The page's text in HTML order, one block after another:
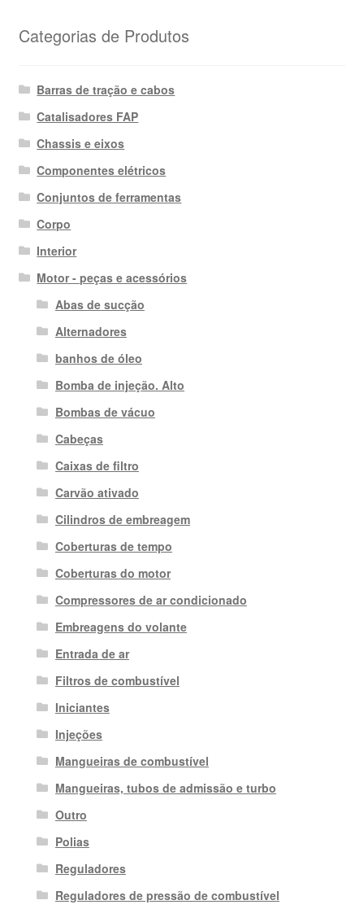
Categorias de Produtos
Barras de tração e cabos
Catalisadores FAP
Chassis e eixos
Componentes elétricos
Conjuntos de ferramentas
Corpo
Interior
Motor - peças e acessórios
Abas de sucção
Alternadores
banhos de óleo
Bomba de injeção. Alto
Bombas de vácuo
Cabeças
Caixas de filtro
Carvão ativado
Cilindros de embreagem
Coberturas de tempo
Coberturas do motor
Compressores de ar condicionado
Embreagens do volante
Entrada de ar
Filtros de combustível
Iniciantes
Injeções
Mangueiras de combustível
Mangueiras, tubos de admissão e turbo
Outro
Polias
Reguladores
Reguladores de pressão de combustível